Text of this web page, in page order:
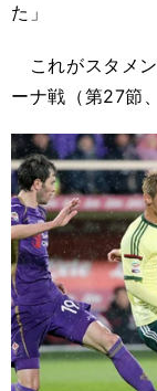
た」
これがスタメ
ーナ戦（第27節